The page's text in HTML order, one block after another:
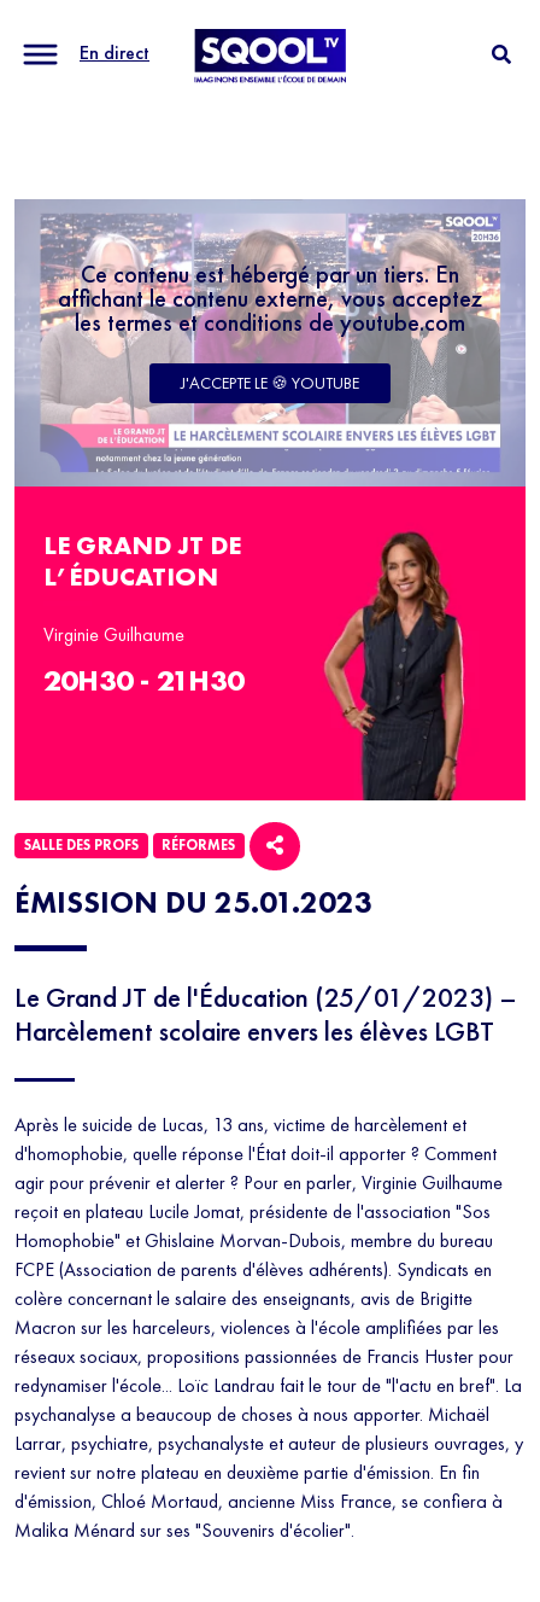
En direct
Ce contenu est hébergé par un tiers. En
affichant le contenu externe, vous acceptez
les termes et conditions de youtube.com
J'ACCEPTE LE 🍪 YOUTUBE
ÉMISSION DU 25.01.2023
Le Grand JT de l'Éducation (25/01/2023) –
Harcèlement scolaire envers les élèves LGBT
Après le suicide de Lucas, 13 ans, victime de harcèlement et
d'homophobie, quelle réponse l'État doit-il apporter ? Comment
agir pour prévenir et alerter ? Pour en parler, Virginie Guilhaume
reçoit en plateau Lucile Jomat, présidente de l'association "Sos
Homophobie" et Ghislaine Morvan-Dubois, membre du bureau
FCPE (Association de parents d'élèves adhérents). Syndicats en
colère concernant le salaire des enseignants, avis de Brigitte
Macron sur les harceleurs, violences à l'école amplifiées par les
réseaux sociaux, propositions passionnées de Francis Huster pour
redynamiser l'école... Loïc Landrau fait le tour de "l'actu en bref". La
psychanalyse a beaucoup de choses à nous apporter. Michaël
Larrar, psychiatre, psychanalyste et auteur de plusieurs ouvrages, y
revient sur notre plateau en deuxième partie d'émission. En fin
d'émission, Chloé Mortaud, ancienne Miss France, se confiera à
Malika Ménard sur ses "Souvenirs d'écolier".
SALLE DES PROFS RÉFORMES
LE GRAND JT DE
L’ÉDUCATION
Virginie Guilhaume
20H30 - 21H30